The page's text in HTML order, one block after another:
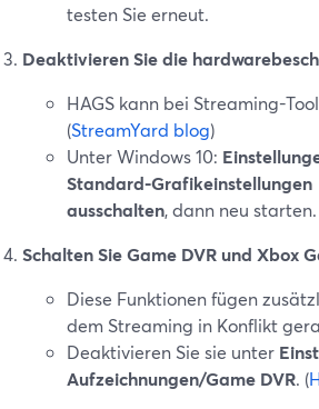
testen Sie erneut.
Deaktivieren Sie die
HAGS kann bei Streaming-
(StreamYard blog)
Unter Windows 10:
Standard-
ausschalten, dann neu starten.
Schalten Sie Game DVR und Xbox
Diese Funktionen fügen
dem Streaming in Konflikt
Deaktivieren Sie sie unter
Aufzeichnungen/Game DVR. (